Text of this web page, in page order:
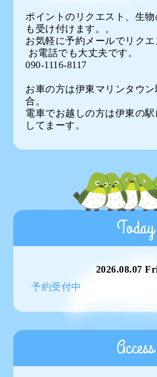
ポイントのリクエスト、生
も受け付けます。。
お気軽に予約メールでリクエ
お電話でも大丈夫です。
090-1116-8117
お車の方は伊東マリンタウ
合。
電車でお越しの方は伊東の
してまーす。
Today
2026.08.07
予約受付中
Access